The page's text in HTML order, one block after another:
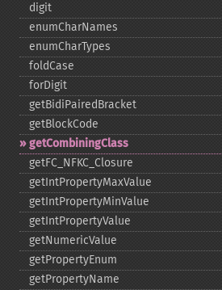
digit
enumCharNames
enumCharTypes
foldCase
forDigit
getBidiPairedBracket
getBlockCode
getCombiningClass
getFC_​NFKC_​Closure
getIntPropertyMaxValue
getIntPropertyMinValue
getIntPropertyValue
getNumericValue
getPropertyEnum
getPropertyName